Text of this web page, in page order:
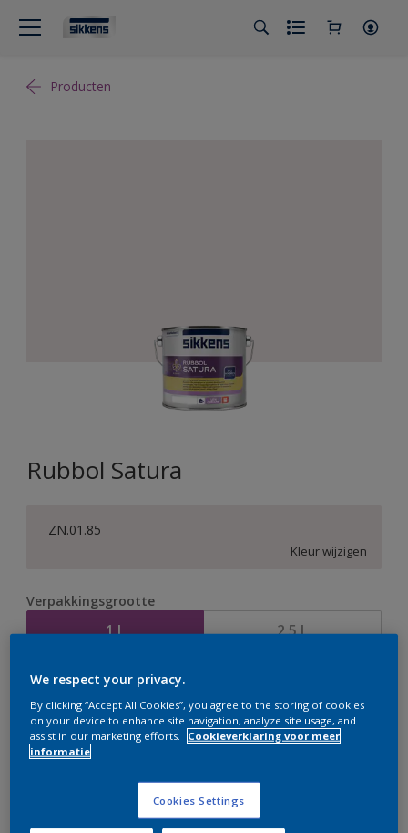
Producten
Rubbol Satura
ZN.01.85
Kleur wijzigen
Verpakkingsgrootte
1 L 2,5 L
Aantal Verfcalculator
Bereken
Op dit moment is het niet mogelijk dit product online
te bestellen. Bezoek je dichtstbijzijnde winkel of klik op
de knop hieronder.
We respect your privacy.
By clicking “Accept All Cookies”, you agree to the storing of cookies
on your device to enhance site navigation, analyze site usage, and
assist in our marketing efforts.
Cookieverklaring voor meer
informatie
Cookies Settings